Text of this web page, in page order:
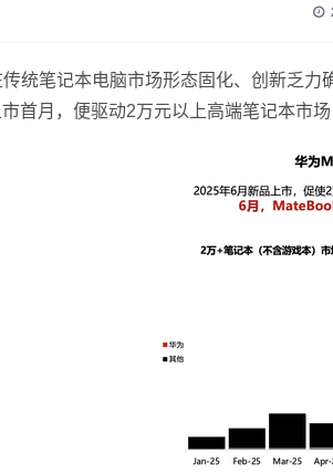
笔记本电脑市场形态固化、创新乏力
首月，便驱动2万元以上高端笔记本市